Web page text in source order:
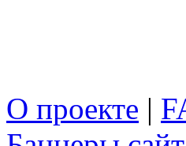
О проекте |